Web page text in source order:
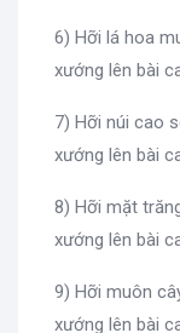
6) Hỡi lá hoa
xướng lên bài
7) Hỡi núi cao
xướng lên bài
8) Hỡi mặt
xướng lên bài
9) Hỡi muôn
xướng lên bài